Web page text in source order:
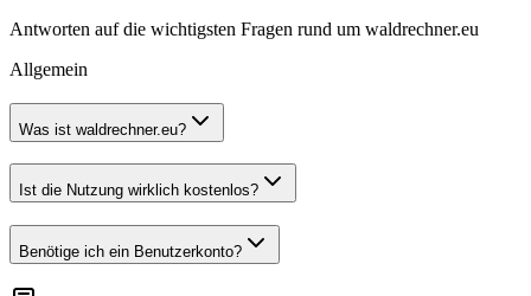
Antworten auf die wichtigsten Fragen rund um waldrechner.eu
Allgemein
Was ist waldrechner.eu?
Ist die Nutzung wirklich kostenlos?
Benötige ich ein Benutzerkonto?